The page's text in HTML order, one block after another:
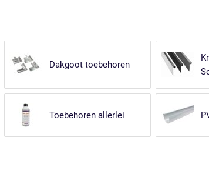
Dakgoot toebehoren
Toebehoren allerlei